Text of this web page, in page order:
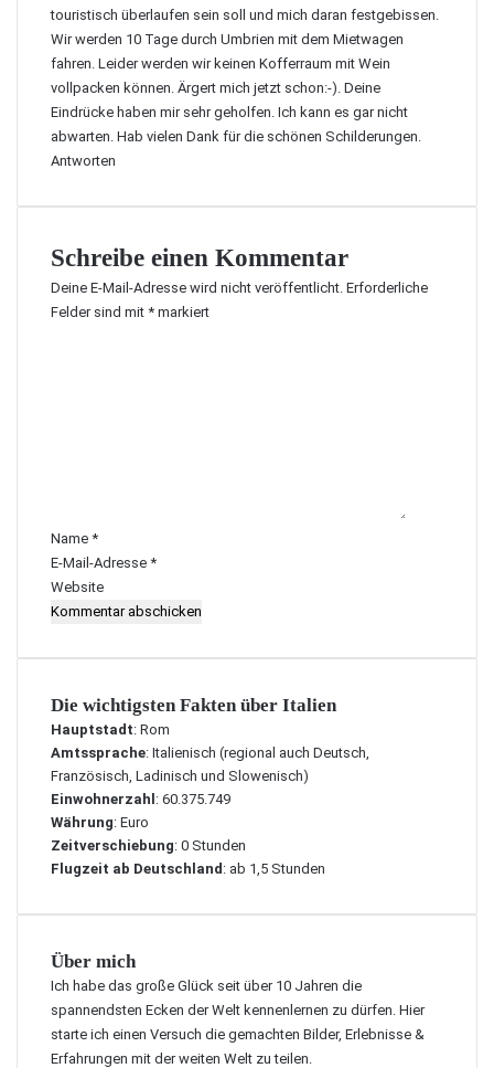
touristisch überlaufen sein soll und mich daran festgebissen.
Wir werden 10 Tage durch Umbrien mit dem Mietwagen
fahren. Leider werden wir keinen Kofferraum mit Wein
vollpacken können. Ärgert mich jetzt schon:-). Deine
Eindrücke haben mir sehr geholfen. Ich kann es gar nicht
abwarten. Hab vielen Dank für die schönen Schilderungen.
Antworten
Schreibe einen Kommentar
Deine E-Mail-Adresse wird nicht veröffentlicht. Erforderliche
Felder sind mit * markiert
r
*
Name *
E-Mail-Adresse *
Website
Die wichtigsten Fakten über Italien
Hauptstadt: Rom
Amtssprache: Italienisch (regional auch Deutsch,
Französisch, Ladinisch und Slowenisch)
Einwohnerzahl : 60.375.749
Währung: Euro
Zeitverschiebung: 0 Stunden
Flugzeit ab Deutschland : ab 1,5 Stunden
Über mich
Ich habe das große Glück seit über 10 Jahren die
spannendsten Ecken der Welt kennenlernen zu dürfen. Hier
starte ich einen Versuch die gemachten Bilder, Erlebnisse &
Erfahrungen mit der weiten Welt zu teilen.